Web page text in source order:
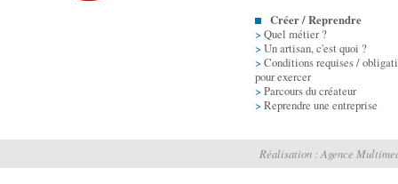
Créer / Reprendre
> Quel métier ?
> Un artisan, c'est quoi ?
> Conditions requises /
pour exercer
> Parcours du créateur
> Reprendre une entreprise
Réalisation : Agence